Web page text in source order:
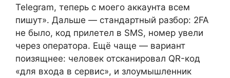
Telegram, теперь с моего аккаунта всем
пишут». Дальше — стандартный разбор: 2FA
не было, код прилетел в SMS, номер увели
через оператора. Ещё чаще — вариант
поизящнее: человек отсканировал QR-код
«для входа в сервис», и злоумышленник